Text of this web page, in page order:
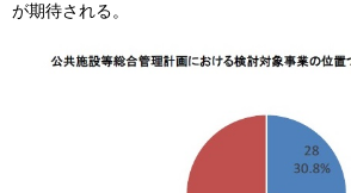
が期待される。